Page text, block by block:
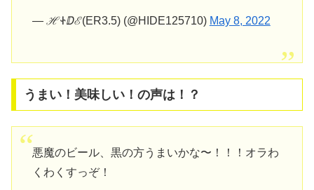
— ℋᏐⅅℰ(ER3.5) (@HIDE125710) May 8, 2022
うまい！美味しい！の声は！？
悪魔のビール、黒の方うまいかな〜！！！オラわ
くわくすっぞ！